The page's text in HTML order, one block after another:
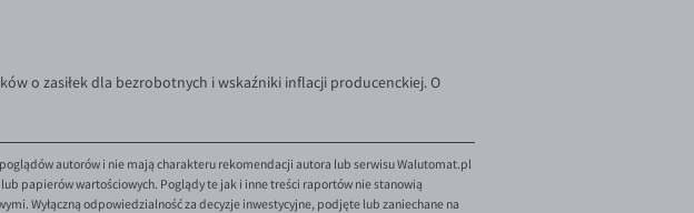
o zasiłek dla bezrobotnych i wskaźniki inflacji producenckiej. O
autorów i nie mają charakteru rekomendacji autora lub serwisu Walutomat.pl
papierów wartościowych. Poglądy te jak i inne treści raportów nie stanowią
Wyłączną odpowiedzialność za decyzje inwestycyjne, podjęte lub zaniechane na